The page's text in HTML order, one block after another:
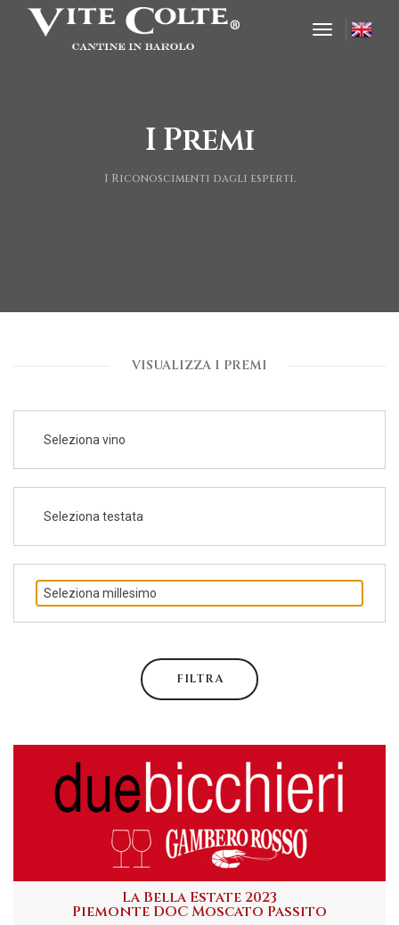
toggle
I Premi
I Riconoscimenti dagli esperti.
VISUALIZZA I PREMI
Seleziona vino
Seleziona testata
Seleziona millesimo
FILTRA
La Bella Estate 2023
Piemonte DOC Moscato Passito